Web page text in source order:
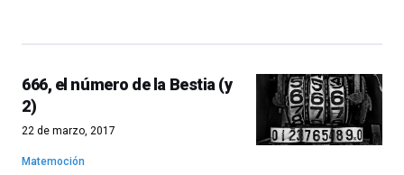
666, el número de la Bestia (y
2)
22 de marzo, 2017
Matemoción